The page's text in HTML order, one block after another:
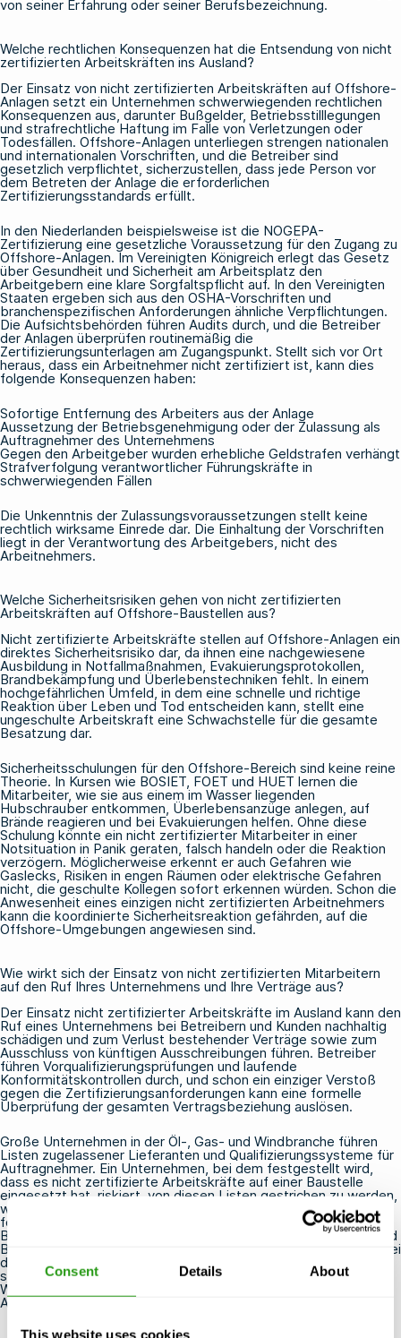
Consent Details About
This website uses cookies
von seiner Erfahrung oder seiner Berufsbezeichnung.
Welche rechtlichen Konsequenzen hat die Entsendung von nicht
zertifizierten Arbeitskräften ins Ausland?
Der Einsatz von nicht zertifizierten Arbeitskräften auf Offshore-
Anlagen setzt ein Unternehmen schwerwiegenden rechtlichen
Konsequenzen aus, darunter Bußgelder, Betriebsstilllegungen
und strafrechtliche Haftung im Falle von Verletzungen oder
Todesfällen. Offshore-Anlagen unterliegen strengen nationalen
und internationalen Vorschriften, und die Betreiber sind
gesetzlich verpflichtet, sicherzustellen, dass jede Person vor
dem Betreten der Anlage die erforderlichen
Zertifizierungsstandards erfüllt.
In den Niederlanden beispielsweise ist die NOGEPA-
Zertifizierung eine gesetzliche Voraussetzung für den Zugang zu
Offshore-Anlagen. Im Vereinigten Königreich erlegt das Gesetz
über Gesundheit und Sicherheit am Arbeitsplatz den
Arbeitgebern eine klare Sorgfaltspflicht auf. In den Vereinigten
Staaten ergeben sich aus den OSHA-Vorschriften und
branchenspezifischen Anforderungen ähnliche Verpflichtungen.
Die Aufsichtsbehörden führen Audits durch, und die Betreiber
der Anlagen überprüfen routinemäßig die
Zertifizierungsunterlagen am Zugangspunkt. Stellt sich vor Ort
heraus, dass ein Arbeitnehmer nicht zertifiziert ist, kann dies
folgende Konsequenzen haben:
Sofortige Entfernung des Arbeiters aus der Anlage
Aussetzung der Betriebsgenehmigung oder der Zulassung als
Auftragnehmer des Unternehmens
Gegen den Arbeitgeber wurden erhebliche Geldstrafen verhängt
Strafverfolgung verantwortlicher Führungskräfte in
schwerwiegenden Fällen
Die Unkenntnis der Zulassungsvoraussetzungen stellt keine
rechtlich wirksame Einrede dar. Die Einhaltung der Vorschriften
liegt in der Verantwortung des Arbeitgebers, nicht des
Arbeitnehmers.
Welche Sicherheitsrisiken gehen von nicht zertifizierten
Arbeitskräften auf Offshore-Baustellen aus?
Nicht zertifizierte Arbeitskräfte stellen auf Offshore-Anlagen ein
direktes Sicherheitsrisiko dar, da ihnen eine nachgewiesene
Ausbildung in Notfallmaßnahmen, Evakuierungsprotokollen,
Brandbekämpfung und Überlebenstechniken fehlt. In einem
hochgefährlichen Umfeld, in dem eine schnelle und richtige
Reaktion über Leben und Tod entscheiden kann, stellt eine
ungeschulte Arbeitskraft eine Schwachstelle für die gesamte
Besatzung dar.
Sicherheitsschulungen für den Offshore-Bereich sind keine reine
Theorie. In Kursen wie BOSIET FOET und HUET lernen die
Mitarbeiter, wie sie aus einem im Wasser liegenden
Hubschrauber entkommen, Überlebensanzüge anlegen, auf
Brände reagieren und bei Evakuierungen helfen. Ohne diese
Schulung könnte ein nicht zertifizierter Mitarbeiter in einer
Notsituation in Panik geraten, falsch handeln oder die Reaktion
verzögern. Möglicherweise erkennt er auch Gefahren wie
Gaslecks, Risiken in engen Räumen oder elektrische Gefahren
nicht, die geschulte Kollegen sofort erkennen würden. Schon die
Anwesenheit eines einzigen nicht zertifizierten Arbeitnehmers
kann die koordinierte Sicherheitsreaktion gefährden, auf die
Offshore-Umgebungen angewiesen sind.
Wie wirkt sich der Einsatz von nicht zertifizierten Mitarbeitern
auf den Ruf Ihres Unternehmens und Ihre Verträge aus?
Der Einsatz nicht zertifizierter Arbeitskräfte im Ausland kann den
Ruf eines Unternehmens bei Betreibern und Kunden nachhaltig
schädigen und zum Verlust bestehender Verträge sowie zum
Ausschluss von künftigen Ausschreibungen führen. Betreiber
führen Vorqualifizierungsprüfungen und laufende
Konformitätskontrollen durch, und schon ein einziger Verstoß
gegen die Zertifizierungsanforderungen kann eine formelle
Überprüfung der gesamten Vertragsbeziehung auslösen.
Große Unternehmen in der Öl-, Gas- und Windbranche führen
Listen zugelassener Lieferanten und Qualifizierungssysteme für
Auftragnehmer. Ein Unternehmen, bei dem festgestellt wird,
dass es nicht zertifizierte Arbeitskräfte auf einer Baustelle
eingesetzt hat, riskiert, von diesen Listen gestrichen zu werden,
was den Zugang zu ganzen Märkten versperren kann. Über
formelle Verträge hinaus verbreiten sich Gerüchte schnell in
Branchen, in denen dieselben Betreiber, Sicherheitsmanager und
Beschaffungsteams an mehreren Projekten arbeiten. Ein Ruf, bei
der die Einhaltung von Offshore-Vorschriften ist äußerst
schwer wieder gutzumachen, zumal die Branche zunehmend
Wert auf Sicherheitskultur und die Rechenschaftspflicht von
Auftragnehmern legt.